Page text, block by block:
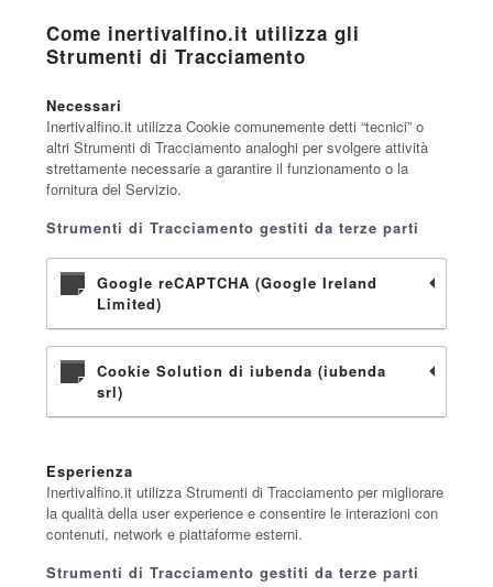
Come inertivalfino.it utilizza gli
Strumenti di Tracciamento
Necessari
Inertivalfino.it utilizza Cookie comunemente detti “tecnici” o
altri Strumenti di Tracciamento analoghi per svolgere attività
strettamente necessarie a garantire il funzionamento o la
fornitura del Servizio.
Strumenti di Tracciamento gestiti da terze parti
Google reCAPTCHA (Google Ireland
Limited)
Cookie Solution di iubenda (iubenda
srl)
Esperienza
Inertivalfino.it utilizza Strumenti di Tracciamento per migliorare
la qualità della user experience e consentire le interazioni con
contenuti, network e piattaforme esterni.
Strumenti di Tracciamento gestiti da terze parti